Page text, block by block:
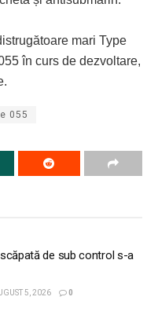
mari Type
în curs de dezvoltare,
055
de sub control s-a
5, 2026 0